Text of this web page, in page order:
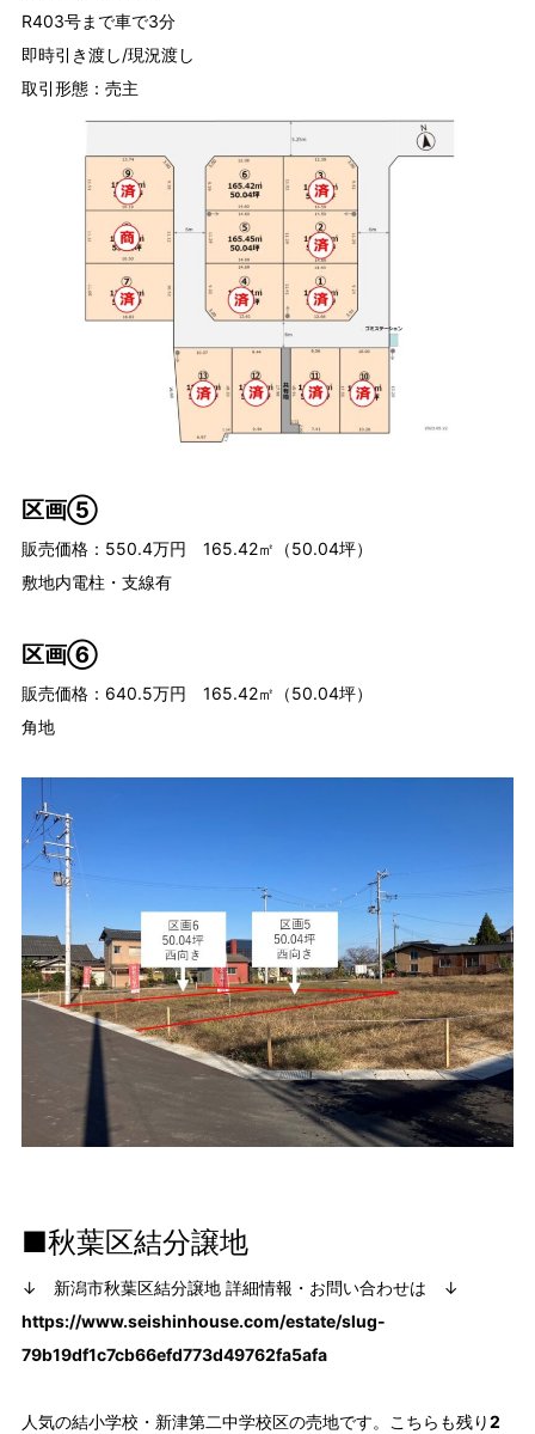
R403号まで車で3分
即時引き渡し/現況渡し
取引形態：売主
区画⑤
販売価格：550.4万円 165.42㎡（50.04坪）
敷地内電柱・支線有
区画⑥
販売価格：640.5万円 165.42㎡（50.04坪）
角地
■秋葉区結分譲地
↓ 新潟市秋葉区結分譲地 詳細情報・お問い合わせは ↓
https://www.seishinhouse.com/estate/slug-
79b19df1c7cb66efd773d49762fa5afa
人気の結小学校・新津第二中学校区の売地です。こちらも残り2